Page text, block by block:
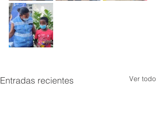
Entradas recientes Ver todo